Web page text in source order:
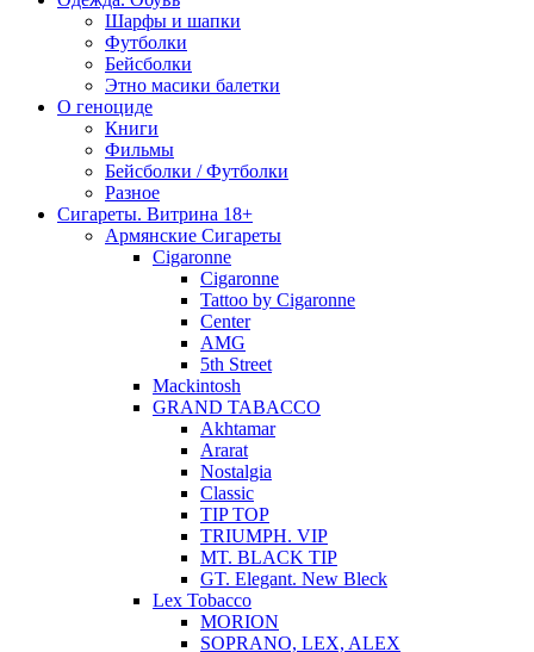
Шарфы и шапки
Футболки
Бейсболки
Этно масики балетки
О геноциде
Книги
Фильмы
Бейсболки / Футболки
Разное
Сигареты. Витрина 18+
Армянские Сигареты
Cigaronne
Cigaronne
Tattoo by Cigaronne
Center
AMG
5th Street
Mackintosh
GRAND TABACCO
Akhtamar
Ararat
Nostalgia
Classic
TIP TOP
TRIUMPH. VIP
MT. BLACK TIP
GT. Elegant. New Bleck
Lex Tobacco
MORION
SOPRANO, LEX, ALEX